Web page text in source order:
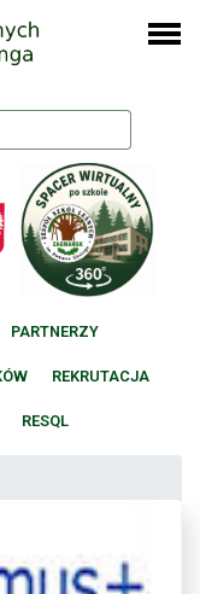
PARTNERZY
REKRUTACJA
RESQL